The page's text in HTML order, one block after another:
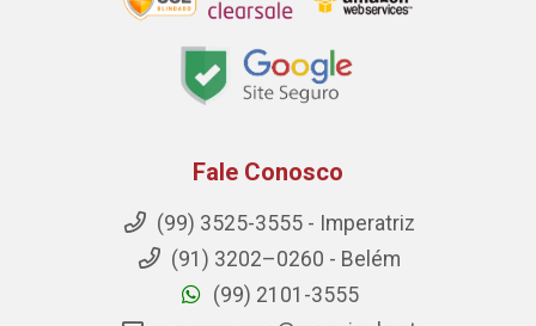
Fale Conosco
(99) 3525-3555 - Imperatriz
(91) 3202–0260 - Belém
(99) 2101-3555